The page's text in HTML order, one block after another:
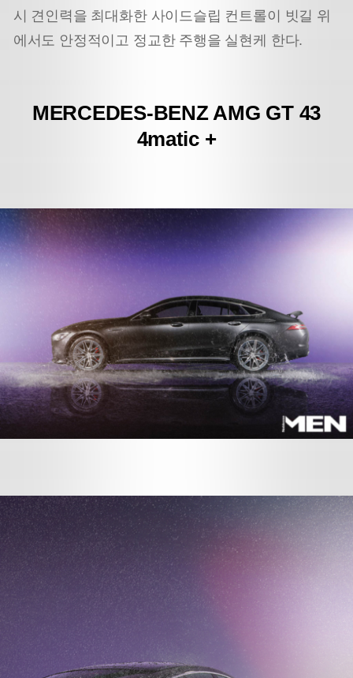
시 견인력을 최대화한 사이드슬립 컨트롤이 빗길 위
에서도 안정적이고 정교한 주행을 실현케 한다.
MERCEDES-BENZ AMG GT 43
4matic +